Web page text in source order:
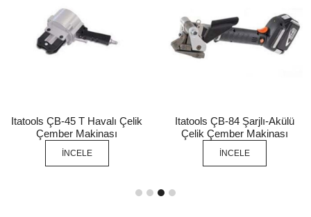
Itatools ÇB-45 T Havalı Çelik
Çember Makinası
İNCELE
Itatools ÇB-84 Şarjlı-Akülü
Çelik Çember Makinası
İNCELE